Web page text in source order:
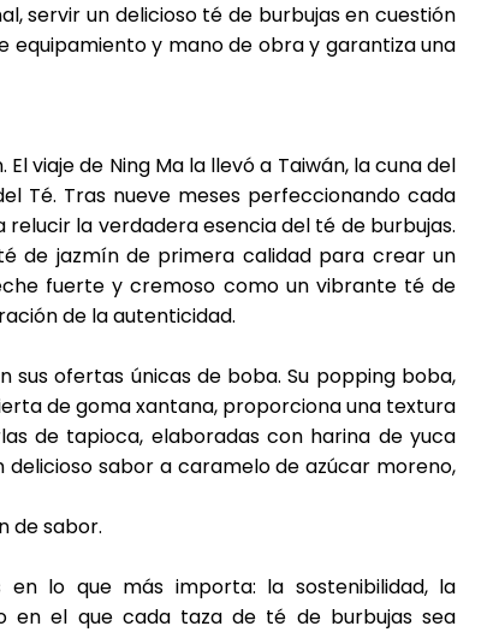
servir un delicioso té de burbujas en cuestión
equipamiento y mano de obra y garantiza una
viaje de Ning Ma la llevó a Taiwán, la cuna del
Té. Tras nueve meses perfeccionando cada
la verdadera esencia del té de burbujas.
de jazmín de primera calidad para crear un
fuerte y cremoso como un vibrante té de
de la autenticidad.
ofertas únicas de boba. Su popping boba,
de goma xantana, proporciona una textura
de tapioca, elaboradas con harina de yuca
delicioso sabor a caramelo de azúcar moreno,
de sabor.
lo que más importa: la sostenibilidad, la
en el que cada taza de té de burbujas sea